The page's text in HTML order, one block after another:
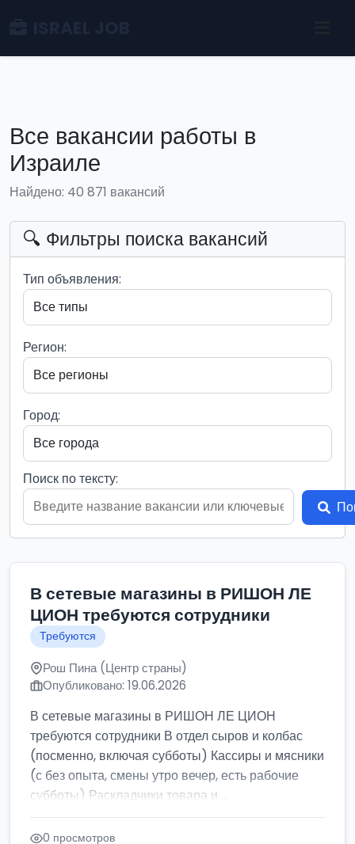
Все вакансии работы в
Израиле
Найдено: 40 871 вакансий
🔍 Фильтры поиска вакансий
Тип объявления:
Регион:
Город:
Поиск по тексту:
В сетевые магазины в РИШОН ЛЕ
ЦИОН требуются сотрудники
Требуются
Рош Пина (Центр страны)
Опубликовано: 19.06.2026
В сетевые магазины в РИШОН ЛЕ ЦИОН
требуются сотрудники В отдел сыров и колбас
(посменно, включая субботы) Кассиры и мясники
(с без опыта, смены утро вечер, есть рабочие
субботы) Раскладчики товара и ...
0 просмотров